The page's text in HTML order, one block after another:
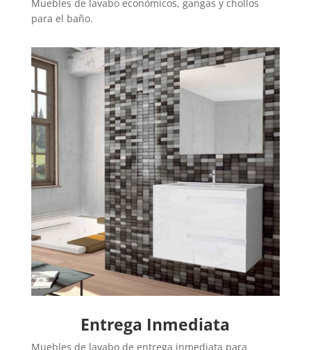
Muebles de lavabo económicos, gangas y chollos
para el baño.
Entrega Inmediata
Muebles de lavabo de entrega inmediata para